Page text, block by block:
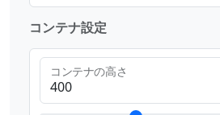
コンテナ設定
コンテナの高さ